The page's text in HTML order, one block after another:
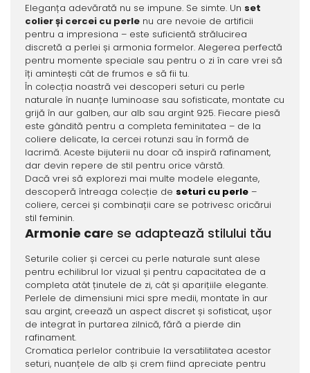
Eleganța adevărată nu se impune. Se simte. Un set
colier și cercei cu perlenu are nevoie de artificii
pentru a impresiona – este suficientă strălucirea
discretă a perlei și armonia formelor. Alegerea perfectă
pentru momente speciale sau pentru o zi în care vrei să
îți amintești cât de frumos e să fii tu.
În colecția noastră vei descoperi seturi cu perle
naturale în nuanțe luminoase sau sofisticate, montate cu
grijă în aur galben, aur alb sau argint 925. Fiecare piesă
este gândită pentru a completa feminitatea – de la
coliere delicate, la cercei rotunzi sau în formă de
lacrimă. Aceste bijuterii nu doar că inspiră rafinament,
dar devin repere de stil pentru orice vârstă.
Dacă vrei să explorezi mai multe modele elegante,
descoperă întreaga colecție de seturi cu perle–
coliere, cercei și combinații care se potrivesc oricărui
stil feminin.
Armonie care se adaptează stilului tău
Seturile colier și cercei cu perle naturale sunt alese
pentru echilibrul lor vizual și pentru capacitatea de a
completa atât ținutele de zi, cât și aparițiile elegante.
Perlele de dimensiuni mici spre medii, montate în aur
sau argint, creează un aspect discret și sofisticat, ușor
de integrat în purtarea zilnică, fără a pierde din
rafinament.
Cromatica perlelor contribuie la versatilitatea acestor
seturi, nuanțele de alb și crem fiind apreciate pentru